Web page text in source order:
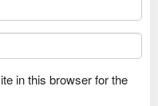
in this browser for the